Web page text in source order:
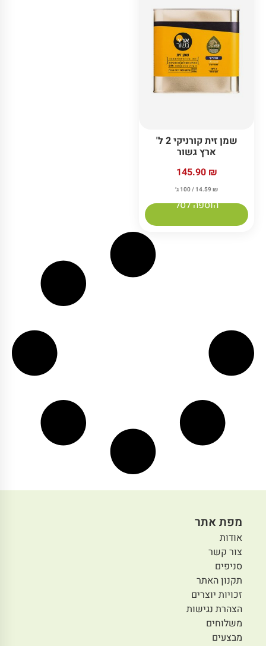
שמן זית קורניקי 2 ל'
ארץ גשור
145.90 ₪
14.59 ₪ / 100 ג׳
הוספה לסל
מפת אתר
אודות
צור קשר
סניפים
תקנון האתר
זכויות יוצרים
הצהרת נגישות
משלוחים
מבצעים